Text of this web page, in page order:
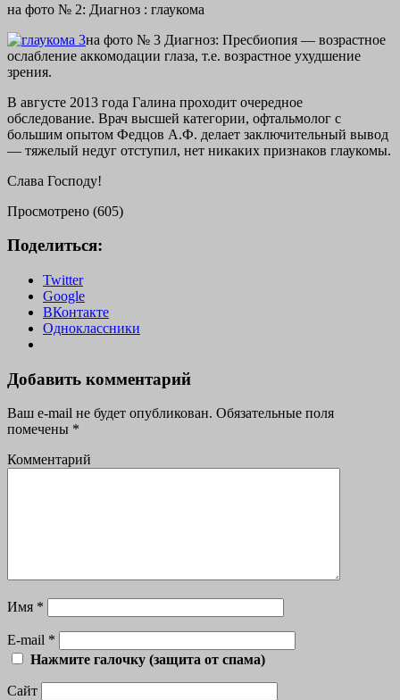
на фото № 2: Диагноз : глаукома
на фото № 3 Диагноз: Пресбиопия — возрастное
ослабление аккомодации глаза, т.е. возрастное ухудшение
зрения.
В августе 2013 года Галина проходит очередное
обследование. Врач высшей категории, офтальмолог с
большим опытом Федцов А.Ф. делает заключительный вывод
— тяжелый недуг отступил, нет никаких признаков глаукомы.
Слава Господу!
Просмотрено (605)
Поделиться:
Twitter
Google
ВКонтакте
Одноклассники
Добавить комментарий
Ваш e-mail не будет опубликован. Обязательные поля
помечены *
Комментарий
Имя *
E-mail *
Нажмите галочку (защита от спама)
Сайт